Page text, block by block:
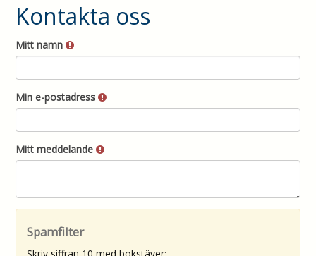
Kontakta oss
Mitt namn
Min e-postadress
Mitt meddelande
Spamfilter